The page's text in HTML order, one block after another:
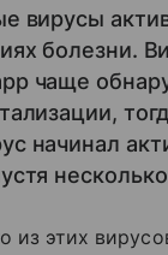
вирусы
болезни.
чаще
начинал
из этих